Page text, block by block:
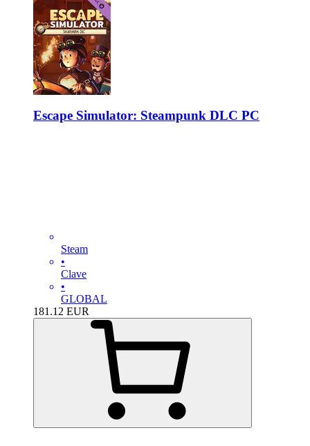
Escape Simulator: Steampunk DLC PC
Steam
•
Clave
•
GLOBAL
181.12 EUR